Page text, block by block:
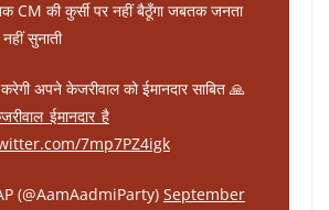
CM की कुर्सी पर नहीं बैठूँगा जबतक जनता
सुनाती
अपने केजरीवाल को ईमानदार साबित 🙏
7mp7PZ4igk
(@AamAadmiParty) September